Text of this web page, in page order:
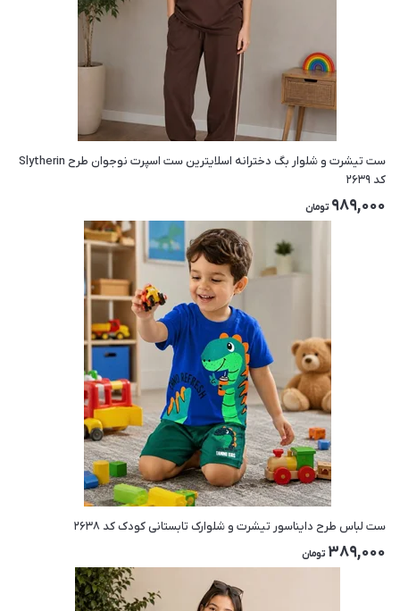
ست تیشرت و شلوار بگ دخترانه اسلایترین ست اسپرت نوجوان طرح Slytherin
کد ۲۶۳۹
989,000 تومان
ست لباس طرح دایناسور تیشرت و شلوارک تابستانی کودک کد ۲۶۳۸
389,000 تومان